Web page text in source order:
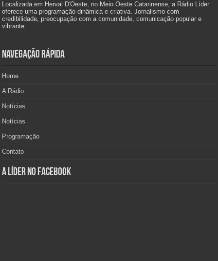
Localizada em Herval D'Oeste, no Meio Oeste Catarinense, a Rádio Líder
oferece uma programação dinâmica e criativa. Jornalismo com
credibilidade, preocupação com a comunidade, comunicação popular e
vibrante.
Navegação Rápida
Home
A Rádio
Notícias
Notícias
Programação
Contato
A Líder no Facebook